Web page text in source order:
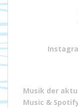
Musik der
Music &